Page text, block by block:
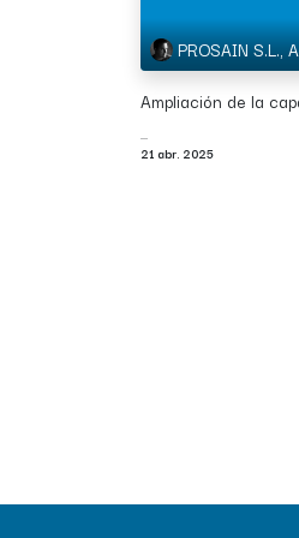
PROSAIN S.L.,
Ampliación de la
...
21 abr. 2025